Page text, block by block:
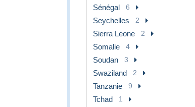
Sénégal 6
Seychelles 2
Sierra Leone 2
Somalie 4
Soudan 3
Swaziland 2
Tanzanie 9
Tchad 1